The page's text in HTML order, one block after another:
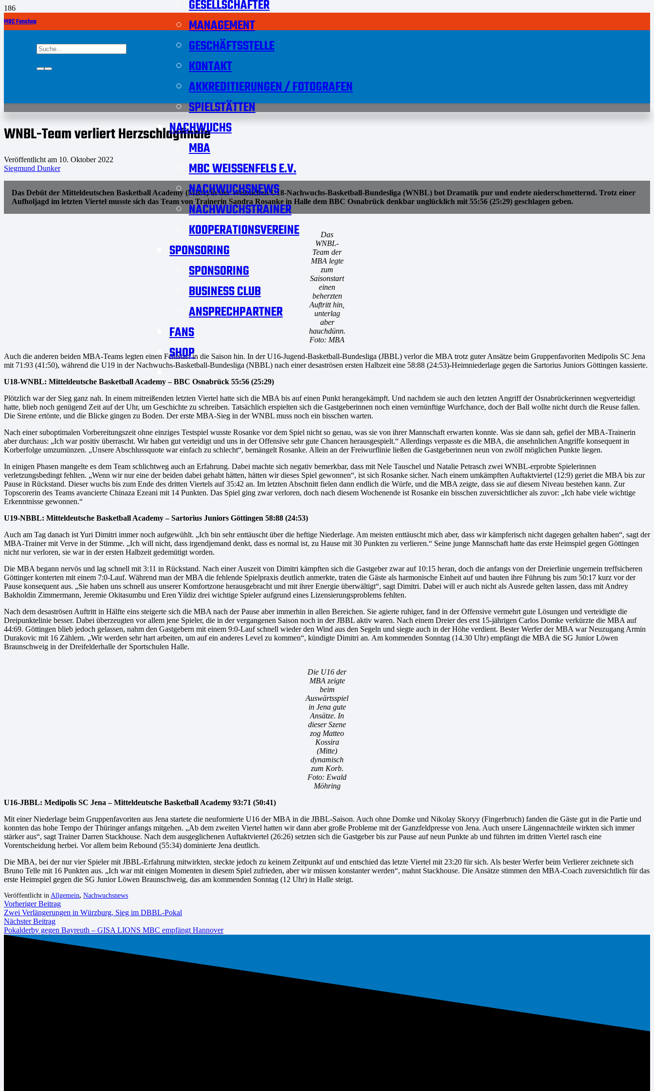
MBC Fanshop
GESELLSCHAFTER
MANAGEMENT
GESCHÄFTSSTELLE
KONTAKT
AKKREDITIERUNGEN / FOTOGRAFEN
SPIELSTÄTTEN
NACHWUCHS
MBA
MBC WEISSENFELS E.V.
NACHWUCHSNEWS
NACHWUCHSTRAINER
KOOPERATIONSVEREINE
SPONSORING
SPONSORING
BUSINESS CLUB
ANSPRECHPARTNER
FANS
SHOP
WNBL-Team verliert Herzschlagfinale
Veröffentlicht am 10. Oktober 2022
Siegmund Dunker
Das Debüt der Mitteldeutschen Basketball Academy (MBA) in der Weiblichen U18-Nachwuchs-Basketball-Bundesliga (WNBL) bot Dramatik pur und endete niederschmetternd. Trotz einer
Aufholjagd im letzten Viertel musste sich das Team von Trainerin Sandra Rosanke in Halle dem BBC Osnabrück denkbar unglücklich mit 55:56 (25:29) geschlagen geben.
Das
WNBL-
Team der
MBA legte
zum
Saisonstart
einen
beherzten
Auftritt hin,
unterlag
aber
hauchdünn.
Foto: MBA
Auch die anderen beiden MBA-Teams legten einen Fehlstart in die Saison hin. In der U16-Jugend-Basketball-Bundesliga (JBBL) verlor die MBA trotz guter Ansätze beim Gruppenfavoriten Medipolis SC Jena
mit 71:93 (41:50), während die U19 in der Nachwuchs-Basketball-Bundesliga (NBBL) nach einer desaströsen ersten Halbzeit eine 58:88 (24:53)-Heimniederlage gegen die Sartorius Juniors Göttingen kassierte.
U18-WNBL: Mitteldeutsche Basketball Academy – BBC Osnabrück 55:56 (25:29)
Plötzlich war der Sieg ganz nah. In einem mitreißenden letzten Viertel hatte sich die MBA bis auf einen Punkt herangekämpft. Und nachdem sie auch den letzten Angriff der Osnabrückerinnen wegverteidigt
hatte, blieb noch genügend Zeit auf der Uhr, um Geschichte zu schreiben. Tatsächlich erspielten sich die Gastgeberinnen noch einen vernünftige Wurfchance, doch der Ball wollte nicht durch die Reuse fallen.
Die Sirene ertönte, und die Blicke gingen zu Boden. Der erste MBA-Sieg in der WNBL muss noch ein bisschen warten.
Nach einer suboptimalen Vorbereitungszeit ohne einziges Testspiel wusste Rosanke vor dem Spiel nicht so genau, was sie von ihrer Mannschaft erwarten konnte. Was sie dann sah, gefiel der MBA-Trainerin
aber durchaus: „Ich war positiv überrascht. Wir haben gut verteidigt und uns in der Offensive sehr gute Chancen herausgespielt.“ Allerdings verpasste es die MBA, die ansehnlichen Angriffe konsequent in
Korberfolge umzumünzen. „Unsere Abschlussquote war einfach zu schlecht“, bemängelt Rosanke. Allein an der Freiwurflinie ließen die Gastgeberinnen neun von zwölf möglichen Punkte liegen.
In einigen Phasen mangelte es dem Team schlichtweg auch an Erfahrung. Dabei machte sich negativ bemerkbar, dass mit Nele Tauschel und Natalie Petrasch zwei WNBL-erprobte Spielerinnen
verletzungsbedingt fehlten. „Wenn wir nur eine der beiden dabei gehabt hätten, hätten wir dieses Spiel gewonnen“, ist sich Rosanke sicher. Nach einem umkämpften Auftaktviertel (12:9) geriet die MBA bis zur
Pause in Rückstand. Dieser wuchs bis zum Ende des dritten Viertels auf 35:42 an. Im letzten Abschnitt fielen dann endlich die Würfe, und die MBA zeigte, dass sie auf diesem Niveau bestehen kann. Zur
Topscorerin des Teams avancierte Chinaza Ezeani mit 14 Punkten. Das Spiel ging zwar verloren, doch nach diesem Wochenende ist Rosanke ein bisschen zuversichtlicher als zuvor: „Ich habe viele wichtige
Erkenntnisse gewonnen.“
U19-NBBL: Mitteldeutsche Basketball Academy – Sartorius Juniors Göttingen 58:88 (24:53)
Auch am Tag danach ist Yuri Dimitri immer noch aufgewühlt. „Ich bin sehr enttäuscht über die heftige Niederlage. Am meisten enttäuscht mich aber, dass wir kämpferisch nicht dagegen gehalten haben“, sagt der
MBA-Trainer mit Verve in der Stimme. „Ich will nicht, dass irgendjemand denkt, dass es normal ist, zu Hause mit 30 Punkten zu verlieren.“ Seine junge Mannschaft hatte das erste Heimspiel gegen Göttingen
nicht nur verloren, sie war in der ersten Halbzeit gedemütigt worden.
Die MBA begann nervös und lag schnell mit 3:11 in Rückstand. Nach einer Auszeit von Dimitri kämpften sich die Gastgeber zwar auf 10:15 heran, doch die anfangs von der Dreierlinie ungemein treffsicheren
Göttinger konterten mit einem 7:0-Lauf. Während man der MBA die fehlende Spielpraxis deutlich anmerkte, traten die Gäste als harmonische Einheit auf und bauten ihre Führung bis zum 50:17 kurz vor der
Pause konsequent aus. „Sie haben uns schnell aus unserer Komfortzone herausgebracht und mit ihrer Energie überwältigt“, sagt Dimitri. Dabei will er auch nicht als Ausrede gelten lassen, dass mit Andrey
Bakholdin Zimmermann, Jeremie Okitasumbu und Eren Yildiz drei wichtige Spieler aufgrund eines Lizensierungsproblems fehlten.
Nach dem desaströsen Auftritt in Hälfte eins steigerte sich die MBA nach der Pause aber immerhin in allen Bereichen. Sie agierte ruhiger, fand in der Offensive vermehrt gute Lösungen und verteidigte die
Dreipunktelinie besser. Dabei überzeugten vor allem jene Spieler, die in der vergangenen Saison noch in der JBBL aktiv waren. Nach einem Dreier des erst 15-jährigen Carlos Domke verkürzte die MBA auf
44:69. Göttingen blieb jedoch gelassen, nahm den Gastgebern mit einem 9:0-Lauf schnell wieder den Wind aus den Segeln und siegte auch in der Höhe verdient. Bester Werfer der MBA war Neuzugang Armin
Durakovic mit 16 Zählern. „Wir werden sehr hart arbeiten, um auf ein anderes Level zu kommen“, kündigte Dimitri an. Am kommenden Sonntag (14.30 Uhr) empfängt die MBA die SG Junior Löwen
Braunschweig in der Dreifelderhalle der Sportschulen Halle.
Die U16 der
MBA zeigte
beim
Auswärtsspiel
in Jena gute
Ansätze. In
dieser Szene
zog Matteo
Kossira
(Mitte)
dynamisch
zum Korb.
Foto: Ewald
Möhring
U16-JBBL: Medipolis SC Jena – Mitteldeutsche Basketball Academy 93:71 (50:41)
Mit einer Niederlage beim Gruppenfavoriten aus Jena startete die neuformierte U16 der MBA in die JBBL-Saison. Auch ohne Domke und Nikolay Skoryy (Fingerbruch) fanden die Gäste gut in die Partie und
konnten das hohe Tempo der Thüringer anfangs mitgehen. „Ab dem zweiten Viertel hatten wir dann aber große Probleme mit der Ganzfeldpresse von Jena. Auch unsere Längennachteile wirkten sich immer
stärker aus“, sagt Trainer Darren Stackhouse. Nach dem ausgeglichenen Auftaktviertel (26:26) setzten sich die Gastgeber bis zur Pause auf neun Punkte ab und führten im dritten Viertel rasch eine
Vorentscheidung herbei. Vor allem beim Rebound (55:34) dominierte Jena deutlich.
Die MBA, bei der nur vier Spieler mit JBBL-Erfahrung mitwirkten, steckte jedoch zu keinem Zeitpunkt auf und entschied das letzte Viertel mit 23:20 für sich. Als bester Werfer beim Verlierer zeichnete sich
Bruno Telle mit 16 Punkten aus. „Ich war mit einigen Momenten in diesem Spiel zufrieden, aber wir müssen konstanter werden“, mahnt Stackhouse. Die Ansätze stimmen den MBA-Coach zuversichtlich für das
erste Heimspiel gegen die SG Junior Löwen Braunschweig, das am kommenden Sonntag (12 Uhr) in Halle steigt.
Veröffentlicht in Allgemein, Nachwuchsnews
Vorheriger Beitrag
Zwei Verlängerungen in Würzburg, Sieg im DBBL-Pokal
Nächster Beitrag
Pokalderby gegen Bayreuth – GISA LIONS MBC empfängt Hannover